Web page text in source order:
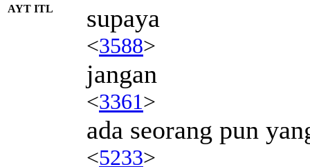
AYT ITL supaya
<3588>
jangan
<3361>
ada seorang pun
<5233>